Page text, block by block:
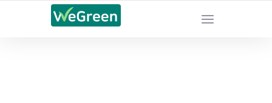
CHỨNG NHẬN SẢN PHẨM BỀN VỮNG